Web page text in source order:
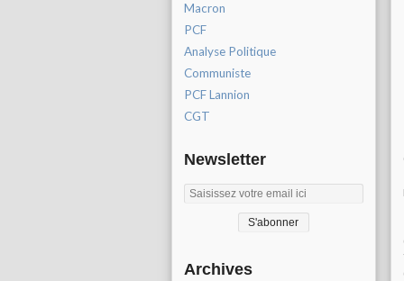
Macron
PCF
Analyse Politique
Communiste
PCF Lannion
CGT
Newsletter
Archives